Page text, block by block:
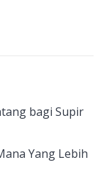
bagi Supir
Yang Lebih